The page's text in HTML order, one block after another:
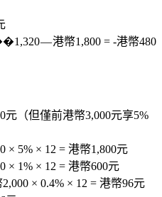
— 港幣1,800 = -港幣480
元（但僅前港幣3,000元享5%
× 5% × 12 = 港幣1,800元
× 1% × 12 = 港幣600元
× 0.4% × 12 = 港幣96元